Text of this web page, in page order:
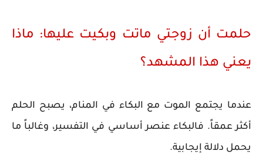
حلمت أن زوجتي ماتت وبكيت عليها: ماذا
يعني هذا المشهد؟
عندما يجتمع الموت مع البكاء في المنام، يصبح الحلم
أكثر عمقاً. فالبكاء عنصر أساسي في التفسير، وغالباً ما
يحمل دلالة إيجابية.